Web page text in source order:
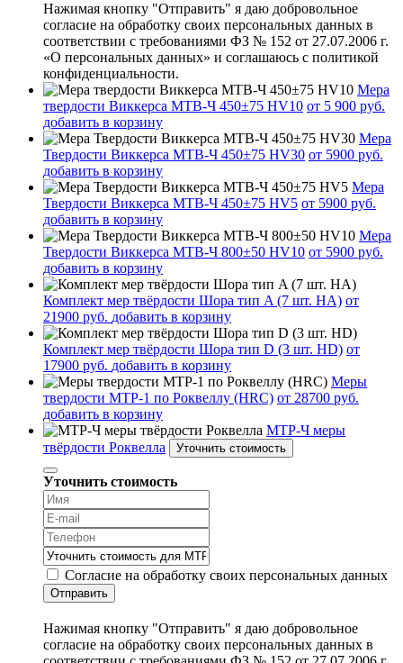
Нажимая кнопку "Отправить" я даю добровольное
согласие на обработку своих персональных данных в
соответствии с требованиями ФЗ № 152 от 27.07.2006 г.
«О персональных данных» и соглашаюсь с политикой
конфиденциальности.
Мера
твердости Виккерса МТВ-Ч 450±75 HV10 от 5 900 руб.
добавить в корзину
Мера
Твердости Виккерса МТВ-Ч 450±75 HV30 от 5900 руб.
добавить в корзину
Мера
Твердости Виккерса МТВ-Ч 450±75 HV5 от 5900 руб.
добавить в корзину
Мера
Твердости Виккерса МТВ-Ч 800±50 HV10 от 5900 руб.
добавить в корзину
Комплект мер твёрдости Шора тип A (7 шт. HA) от
21900 руб. добавить в корзину
Комплект мер твёрдости Шора тип D (3 шт. HD) от
17900 руб. добавить в корзину
Меры
твердости МТР-1 по Роквеллу (HRC) от 28700 руб.
добавить в корзину
МТР-Ч меры
твёрдости Роквелла
Уточнить стоимость
Уточнить стоимость
Согласие на обработку своих персональных данных
Отправить
Нажимая кнопку "Отправить" я даю добровольное
согласие на обработку своих персональных данных в